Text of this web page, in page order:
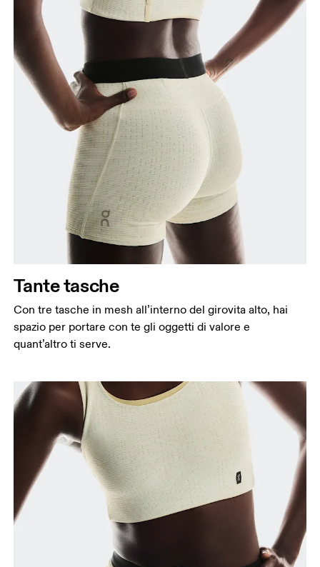
Tante tasche
Con tre tasche in mesh all’interno del girovita alto, hai
spazio per portare con te gli oggetti di valore e
quant’altro ti serve.